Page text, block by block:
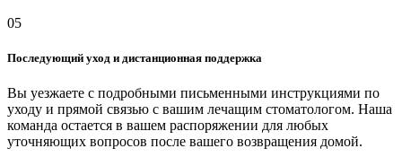
05
Последующий уход и дистанционная поддержка
Вы уезжаете с подробными письменными инструкциями по
уходу и прямой связью с вашим лечащим стоматологом. Наша
команда остается в вашем распоряжении для любых
уточняющих вопросов после вашего возвращения домой.